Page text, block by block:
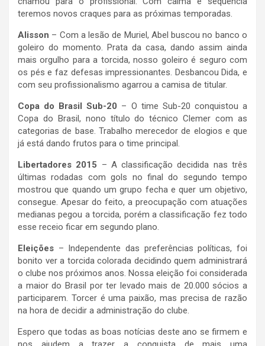
teremos novos craques para as próximas temporadas.
Alisson – Com a lesão de Muriel, Abel buscou no banco o
goleiro do momento. Prata da casa, dando assim ainda
mais orgulho para a torcida, nosso goleiro é seguro com
os pés e faz defesas impressionantes. Desbancou Dida, e
com seu profissionalismo agarrou a camisa de titular.
Copa do Brasil Sub-20 – O time Sub-20 conquistou a
Copa do Brasil, nono título do técnico Clemer com as
categorias de base. Trabalho merecedor de elogios e que
já está dando frutos para o time principal.
Libertadores 2015 – A classificação decidida nas três
últimas rodadas com gols no final do segundo tempo
mostrou que quando um grupo fecha e quer um objetivo,
consegue. Apesar do feito, a preocupação com atuações
medianas pegou a torcida, porém a classificação fez todo
esse receio ficar em segundo plano.
Eleições – Independente das preferências políticas, foi
bonito ver a torcida colorada decidindo quem administrará
o clube nos próximos anos. Nossa eleição foi considerada
a maior do Brasil por ter levado mais de 20.000 sócios a
participarem. Torcer é uma paixão, mas precisa de razão
na hora de decidir a administração do clube.
Espero que todas as boas notícias deste ano se firmem e